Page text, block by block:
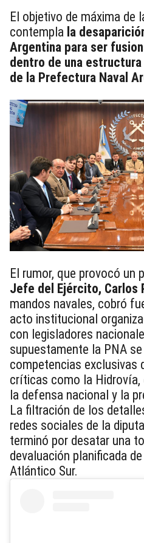
El objetivo de máxima de
contempla la
Argentina para ser
dentro de una
de la Prefectura Naval
El rumor, que provocó un
Jefe del Ejército, Carlos
mandos navales, cobró
acto institucional
con legisladores
supuestamente la PNA
competencias exclusivas
críticas como la
la defensa nacional y la
La filtración de los
redes sociales de la
terminó por desatar una
devaluación planificada
Atlántico Sur.